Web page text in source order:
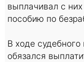
выплачивал с
пособию по
В ходе
обязался